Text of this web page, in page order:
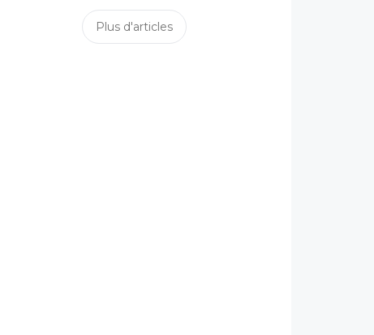
Plus d'articles